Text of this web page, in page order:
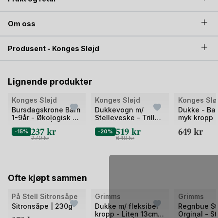
Om oss
Produsent - Konges Sløjd
Lignende produkter
Bilde
av
Konges Sløjd
Bursdagskrone Barn
1-9år - Økologisk &
Birthday Crown
-15% 237 kr
279kr
Bilde
av
2
Konges Sløjd
Dukkevogn m/
Stelleveske - Trille |
-20% 519kr
649kr
Bilde
av
2
Konges
Dukke -
myk kropp
649kr
Ofte kjøpt sammen
Bilde
På Stell Sitronsåpe
Sitronsåpe | 230g
Bilde
Grimms
Dukke m/ fleksibel
kropp - Liten 13cm -
Bilde
Grimms
Regnbue
Orginal -